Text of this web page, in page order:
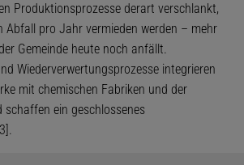
Produktionsprozesse derart verschlankt,
Abfall pro Jahr vermieden werden – mehr
Gemeinde heute noch anfällt.
Wiederverwertungsprozesse integrieren
mit chemischen Fabriken und der
schaffen ein geschlossenes